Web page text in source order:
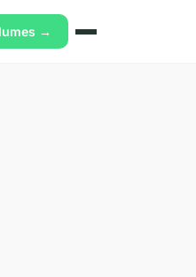
→